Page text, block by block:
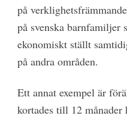
på
på svenska barnfamiljer
ekonomiskt ställt
på andra områden.
Ett annat exempel är
kortades till 12 månader